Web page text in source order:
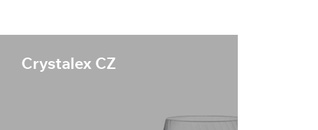
Crystalex CZ